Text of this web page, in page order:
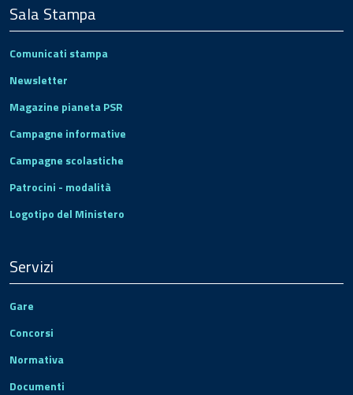
Sala Stampa
Comunicati stampa
Newsletter
Magazine pianeta PSR
Campagne informative
Campagne scolastiche
Patrocini - modalità
Logotipo del Ministero
Servizi
Gare
Concorsi
Normativa
Documenti